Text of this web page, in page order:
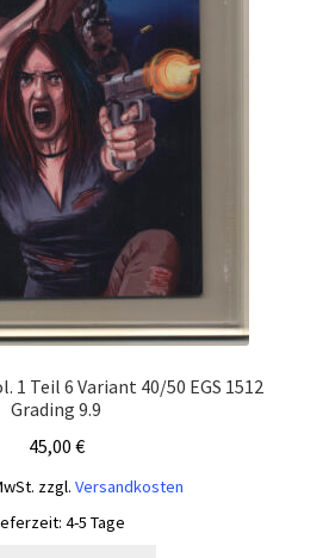
1 Teil 6 Variant 40/50 EGS 1512
Grading 9.9
45,00 €
zzgl. Versandkosten
4-5 Tage